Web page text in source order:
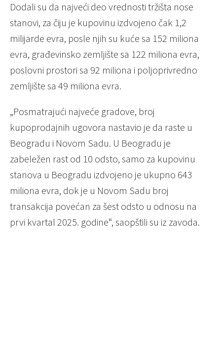
Dodali su da najveći deo vrednosti tržišta nose
stanovi, za čiju je kupovinu izdvojeno čak 1,2
milijarde evra, posle njih su kuće sa 152 miliona
evra, građevinsko zemljište sa 122 miliona evra,
poslovni prostori sa 92 miliona i poljoprivredno
zemljište sa 49 miliona evra.
„Posmatrajući najveće gradove, broj
kupoprodajnih ugovora nastavio je da raste u
Beogradu i Novom Sadu. U Beogradu je
zabeležen rast od 10 odsto, samo za kupovinu
stanova u Beogradu izdvojeno je ukupno 643
miliona evra, dok je u Novom Sadu broj
transakcija povećan za šest odsto u odnosu na
prvi kvartal 2025. godine“, saopštili su iz zavoda.